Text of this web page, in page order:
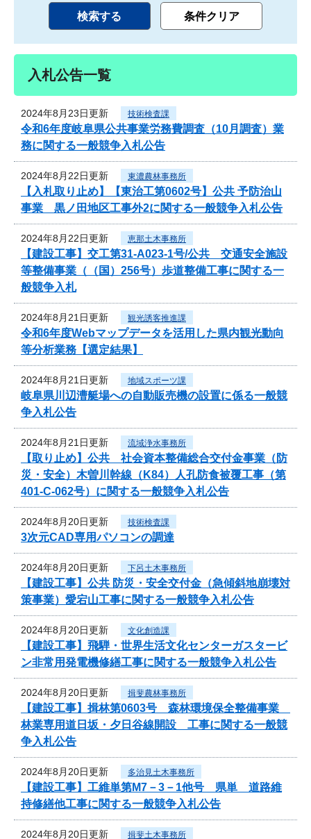
入札公告一覧
2024年8月23日更新 技術検査課
令和6年度岐阜県公共事業労務費調査（10月調査）業
務に関する一般競争入札公告
2024年8月22日更新 東濃農林事務所
【入札取り止め】【東治工第0602号】公共 予防治山
事業 黒ノ田地区工事外2に関する一般競争入札公告
2024年8月22日更新 恵那土木事務所
【建設工事】交工第31-A023-1号/公共 交通安全施設
等整備事業（（国）256号）歩道整備工事に関する一
般競争入札
2024年8月21日更新 観光誘客推進課
令和6年度Webマップデータを活用した県内観光動向
等分析業務【選定結果】
2024年8月21日更新 地域スポーツ課
岐阜県川辺漕艇場への自動販売機の設置に係る一般競
争入札公告
2024年8月21日更新 流域浄水事務所
【取り止め】公共 社会資本整備総合交付金事業（防
災・安全）木曽川幹線（K84）人孔防食被覆工事（第
401-C-062号）に関する一般競争入札公告
2024年8月20日更新 技術検査課
3次元CAD専用パソコンの調達
2024年8月20日更新 下呂土木事務所
【建設工事】公共 防災・安全交付金（急傾斜地崩壊対
策事業）愛宕山工事に関する一般競争入札公告
2024年8月20日更新 文化創造課
【建設工事】飛騨・世界生活文化センターガスタービ
ン非常用発電機修繕工事に関する一般競争入札公告
2024年8月20日更新 揖斐農林事務所
【建設工事】揖林第0603号 森林環境保全整備事業
林業専用道日坂・夕日谷線開設 工事に関する一般競
争入札公告
2024年8月20日更新 多治見土木事務所
【建設工事】工維単第M7－3－1他号 県単 道路維
持修繕他工事に関する一般競争入札公告
2024年8月20日更新 揖斐土木事務所